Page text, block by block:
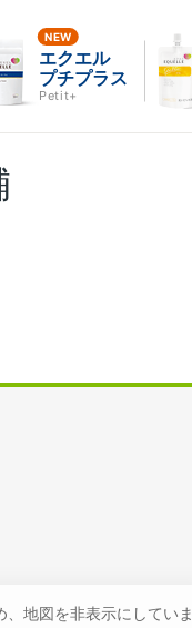
エクエル
プチプラス
Petit+
地図を非表示にしていま